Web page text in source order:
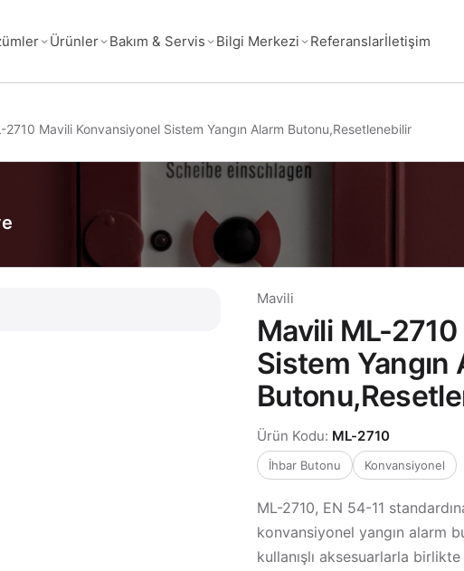
Ürünler Bakım & Servis Bilgi Merkezi Referanslarİletişim
2710 Mavili Konvansiyonel Sistem Yangın Alarm Butonu,Resetlenebilir
Mavili
Mavili ML-
Sistem Yangın
Ürün Kodu: ML-2710
İhbar Butonu Konvansiyonel
ML-2710, EN 54-11
konvansiyonel yangın alarm
kullanışlı aksesuarlarla